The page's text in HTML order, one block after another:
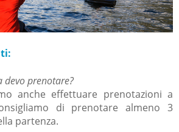
prenotare?
anche effettuare prenotazioni a
di prenotare almeno 3
partenza.